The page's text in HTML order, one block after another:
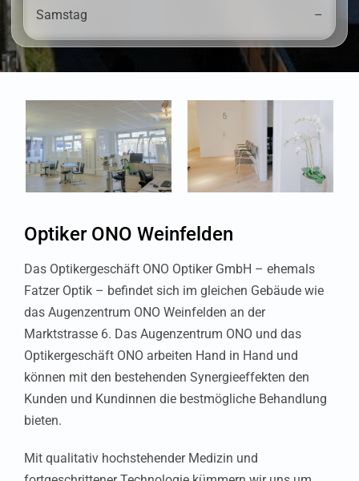
Samstag
–
Optiker ONO Weinfelden
Das Optikergeschäft ONO Optiker GmbH – ehemals
Fatzer Optik – befindet sich im gleichen Gebäude wie
das Augenzentrum ONO Weinfelden an der
Marktstrasse 6. Das Augenzentrum ONO und das
Optikergeschäft ONO arbeiten Hand in Hand und
können mit den bestehenden Synergieeffekten den
Kunden und Kundinnen die bestmögliche Behandlung
bieten.
Mit qualitativ hochstehender Medizin und